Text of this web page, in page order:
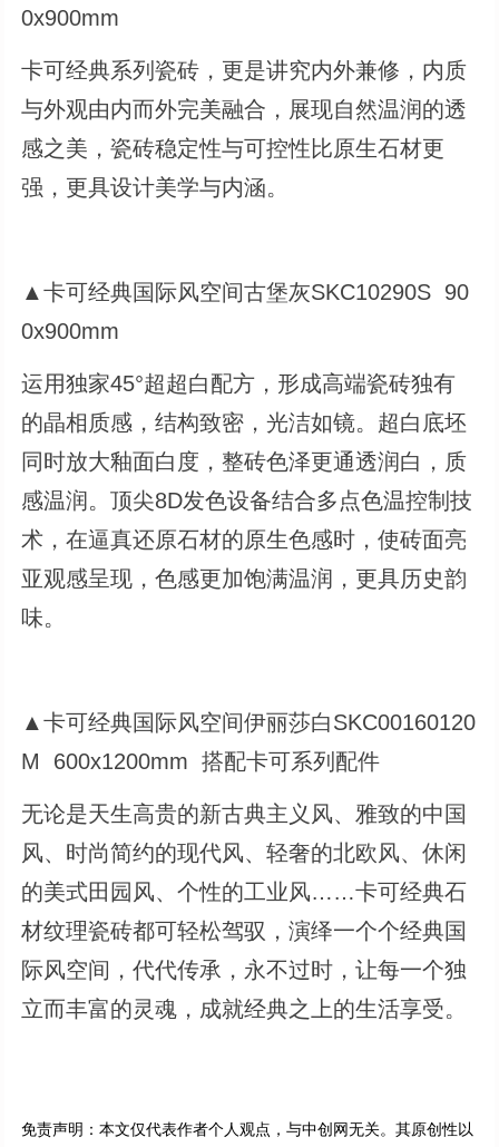
0x900mm
卡可经典系列瓷砖，更是讲究内外兼修，内质
与外观由内而外完美融合，展现自然温润的透
感之美，瓷砖稳定性与可控性比原生石材更
强，更具设计美学与内涵。
▲卡可经典国际风空间古堡灰SKC10290S 90
0x900mm
运用独家45°超超白配方，形成高端瓷砖独有
的晶相质感，结构致密，光洁如镜。超白底坯
同时放大釉面白度，整砖色泽更通透润白，质
感温润。顶尖8D发色设备结合多点色温控制技
术，在逼真还原石材的原生色感时，使砖面亮
亚观感呈现，色感更加饱满温润，更具历史韵
味。
▲卡可经典国际风空间伊丽莎白SKC00160120
M 600x1200mm 搭配卡可系列配件
无论是天生高贵的新古典主义风、雅致的中国
风、时尚简约的现代风、轻奢的北欧风、休闲
的美式田园风、个性的工业风……卡可经典石
材纹理瓷砖都可轻松驾驭，演绎一个个经典国
际风空间，代代传承，永不过时，让每一个独
立而丰富的灵魂，成就经典之上的生活享受。
免责声明：本文仅代表作者个人观点，与中创网无关。其原创性以